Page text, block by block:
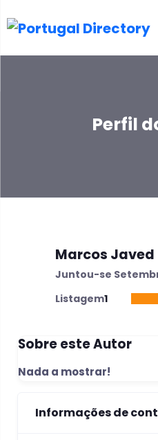
Perfil
Marcos Javed
Juntou-se
Listagem1
Sobre este Autor
Nada a mostrar!
Informações de